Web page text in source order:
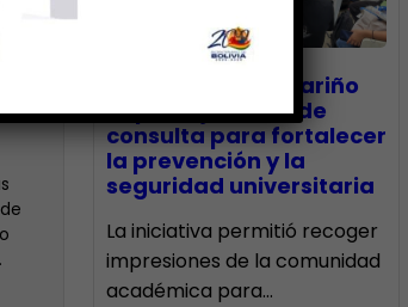
CECA Santiago Mariño
impulsó jornada de
consulta para fortalecer
la prevención y la
seguridad universitaria
La iniciativa permitió recoger
impresiones de la comunidad
académica para…